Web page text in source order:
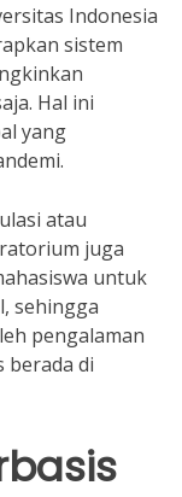
Indonesia
sistem
Hal ini
yang
atau
juga
untuk
sehingga
pengalaman
berada di